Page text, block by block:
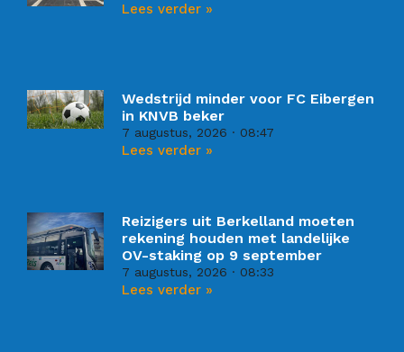
Lees verder »
Wedstrijd minder voor FC Eibergen
in KNVB beker
7 augustus, 2026 08:47
Lees verder »
Reizigers uit Berkelland moeten
rekening houden met landelijke
OV-staking op 9 september
7 augustus, 2026 08:33
Lees verder »